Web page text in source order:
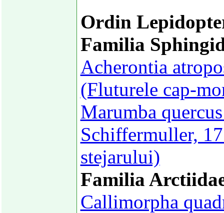
Ordin
Familia
Acherontia
(Fluturele cap-
Marumba
Schiffermuller,
stejarului)
Familia
Callimorpha